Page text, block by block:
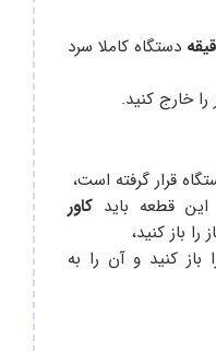
دستگاه کاملا سرد
خارج کنید.
قرار گرفته است،
قطعه باید کاور
را باز کنید،
باز کنید و آن را به